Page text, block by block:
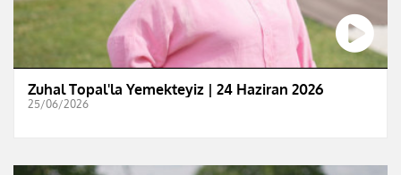
Zuhal Topal'la Yemekteyiz | 24 Haziran 2026
25/06/2026